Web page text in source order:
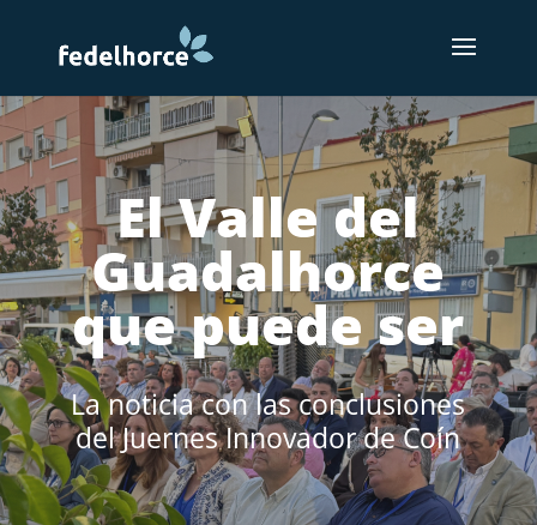
El Valle del
Guadalhorce
que puede ser
La noticia con las conclusiones
del Juernes Innovador de Coín